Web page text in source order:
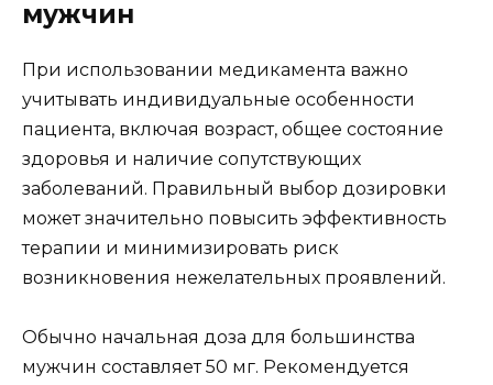
мужчин
При использовании медикамента важно
учитывать индивидуальные особенности
пациента, включая возраст, общее состояние
здоровья и наличие сопутствующих
заболеваний. Правильный выбор дозировки
может значительно повысить эффективность
терапии и минимизировать риск
возникновения нежелательных проявлений.
Обычно начальная доза для большинства
мужчин составляет 50 мг. Рекомендуется